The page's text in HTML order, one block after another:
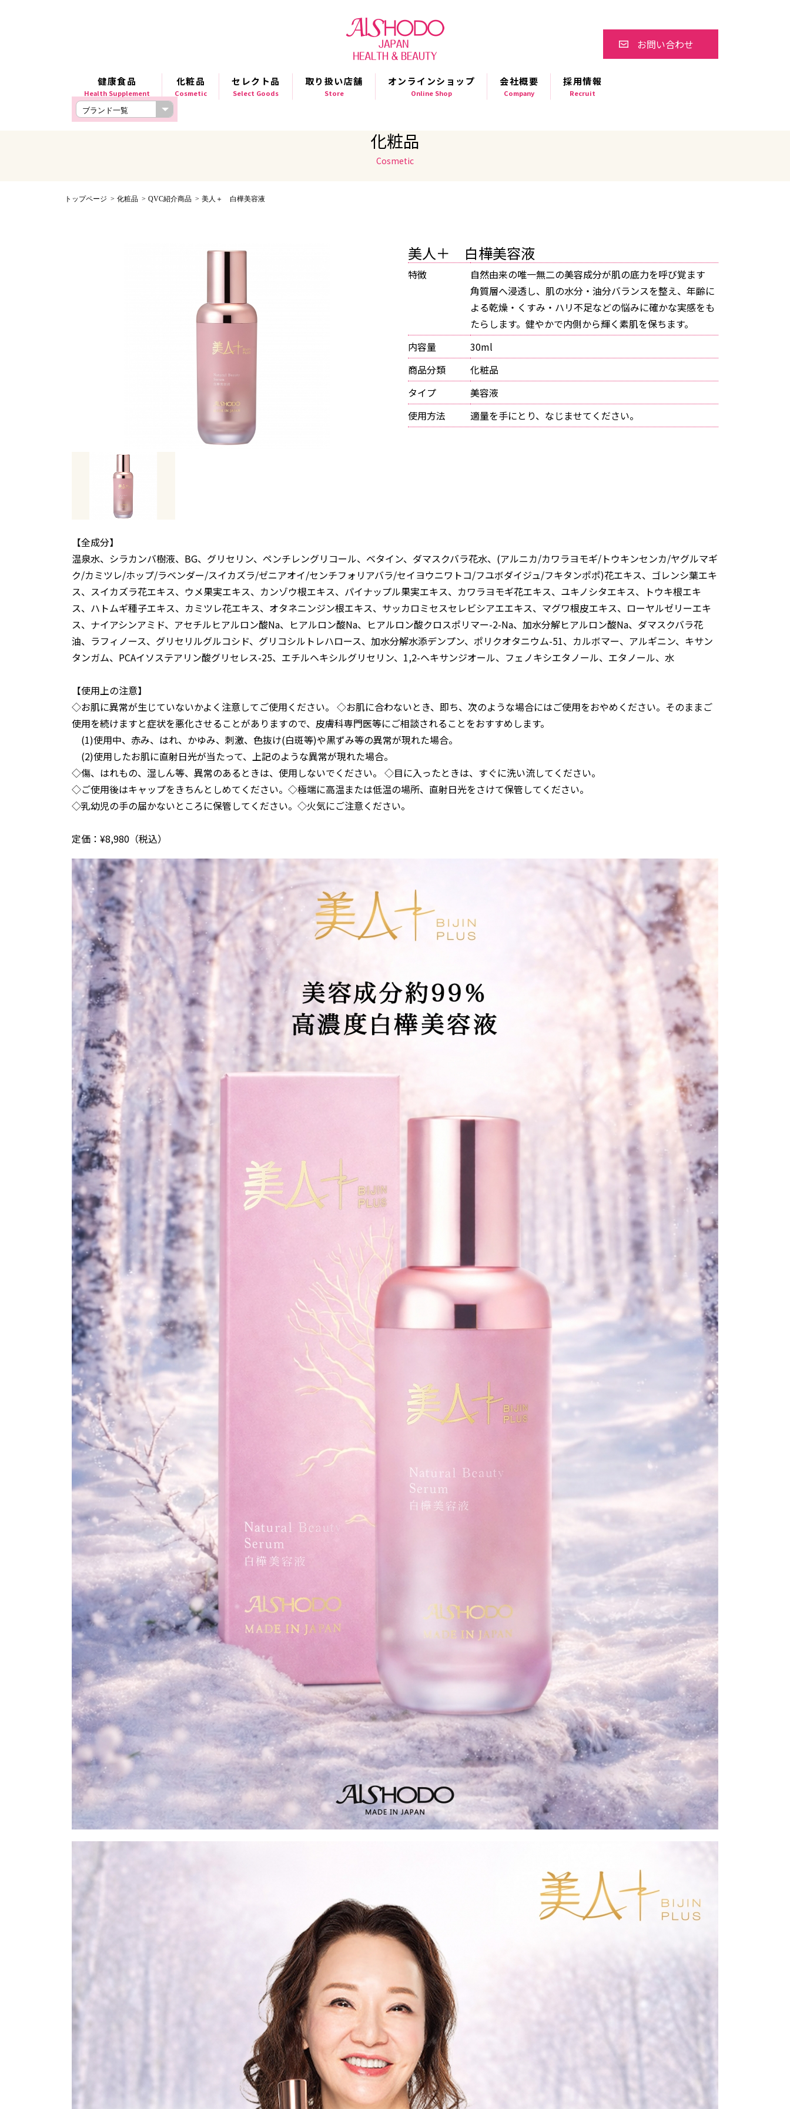
お問い合わせ
健康食品
Health Supplement
化粧品
Cosmetic
セレクト品
Select Goods
取り扱い店舗
Store
オンラインショップ
Online Shop
会社概要
Company
採用情報
Recruit
化粧品
Cosmetic
トップページ 化粧品 QVC紹介商品 美人＋ 白樺美容液
美人＋ 白樺美容液
特徴
自然由来の唯一無二の美容成分が肌の底力を呼び覚ます
角質層へ浸透し、肌の水分・油分バランスを整え、年齢に
よる乾燥・くすみ・ハリ不足などの悩みに確かな実感をも
たらします。健やかで内側から輝く素肌を保ちます。
内容量
30ml
商品分類
化粧品
タイプ
美容液
使用方法
適量を手にとり、なじませてください。
【全成分】
温泉水、シラカンバ樹液、BG、グリセリン、ペンチレングリコール、ベタイン、ダマスクバラ花水、(アルニカ/カワラヨモギ/トウキンセンカ/ヤグルマギ
ク/カミツレ/ホップ/ラベンダー/スイカズラ/ゼニアオイ/センチフォリアバラ/セイヨウニワトコ/フユボダイジュ/フキタンポポ)花エキス、ゴレンシ葉エキ
ス、スイカズラ花エキス、ウメ果実エキス、カンゾウ根エキス、パイナップル果実エキス、カワラヨモギ花エキス、ユキノシタエキス、トウキ根エキ
ス、ハトムギ種子エキス、カミツレ花エキス、オタネニンジン根エキス、サッカロミセスセレビシアエエキス、マグワ根皮エキス、ローヤルゼリーエキ
ス、ナイアシンアミド、アセチルヒアルロン酸Na、ヒアルロン酸Na、ヒアルロン酸クロスポリマー-2-Na、加水分解ヒアルロン酸Na、ダマスクバラ花
油、ラフィノース、グリセリルグルコシド、グリコシルトレハロース、加水分解水添デンプン、ポリクオタニウム-51、カルボマー、アルギニン、キサン
タンガム、PCAイソステアリン酸グリセレス-25、エチルヘキシルグリセリン、1,2-ヘキサンジオール、フェノキシエタノール、エタノール、水
【使用上の注意】
◇お肌に異常が生じていないかよく注意してご使用ください。 ◇お肌に合わないとき、即ち、次のような場合にはご使用をおやめください。そのままご
使用を続けますと症状を悪化させることがありますので、皮膚科専門医等にご相談されることをおすすめします。
(1)使用中、赤み、はれ、かゆみ、刺激、色抜け(白斑等)や黒ずみ等の異常が現れた場合。
(2)使用したお肌に直射日光が当たって、上記のような異常が現れた場合。
◇傷、はれもの、湿しん等、異常のあるときは、使用しないでください。 ◇目に入ったときは、すぐに洗い流してください。
◇ご使用後はキャップをきちんとしめてください。◇極端に高温または低温の場所、直射日光をさけて保管してください。
◇乳幼児の手の届かないところに保管してください。◇火気にご注意ください。
定価：¥8,980（税込）